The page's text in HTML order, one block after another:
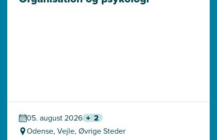
05. august 2026
2
Odense, Vejle, Øvrige Steder